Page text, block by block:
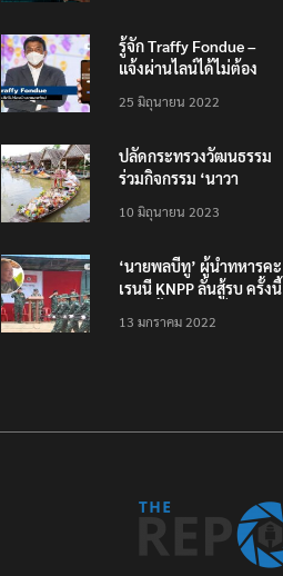
รู้จัก Traffy Fondue –
แจ้งผ่านไลน์ได้ไม่ต้อง
ทั่วไทย ไม่ใช่แค่ในกรุง
25 มิถุนายน 2022
ปลัดกระทรวงวัฒนธรรม
ร่วมกิจกรรม ‘นาวา
ตักบาตรทางน้ำ
10 มิถุนายน 2023
‘นายพลบีทู’ ผู้นำทหารคะ
เรนนี KNPP ลั่นสู้รบ ครั้งนี้
ประชาชนต้องชนะ
13 มกราคม 2022